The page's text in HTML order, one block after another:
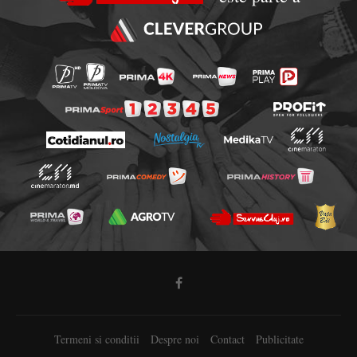
Termeni si conditii Despre noi Contact Publicitate